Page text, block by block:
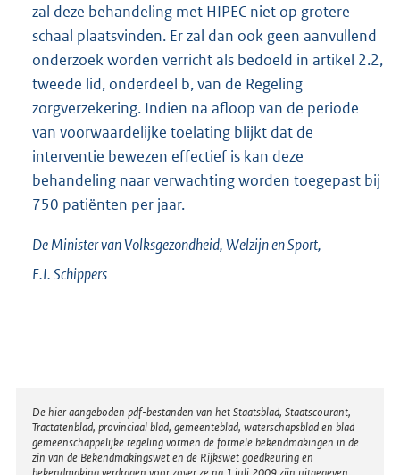
zal deze behandeling met HIPEC niet op grotere
schaal plaatsvinden. Er zal dan ook geen aanvullend
onderzoek worden verricht als bedoeld in artikel 2.2,
tweede lid, onderdeel b, van de Regeling
zorgverzekering. Indien na afloop van de periode
van voorwaardelijke toelating blijkt dat de
interventie bewezen effectief is kan deze
behandeling naar verwachting worden toegepast bij
750 patiënten per jaar.
De Minister van Volksgezondheid, Welzijn en Sport,
E.I.Schippers
Disclaimer
De hier aangeboden pdf-bestanden van het Staatsblad, Staatscourant,
Tractatenblad, provinciaal blad, gemeenteblad, waterschapsblad en blad
gemeenschappelijke regeling vormen de formele bekendmakingen in de
zin van de Bekendmakingswet en de Rijkswet goedkeuring en